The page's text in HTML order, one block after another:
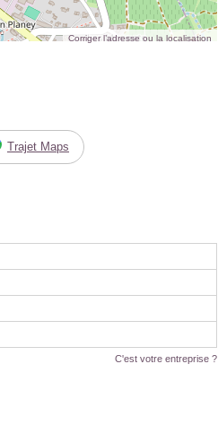
Corriger l’adresse ou la localisation
Trajet Maps
C'est votre entreprise ?